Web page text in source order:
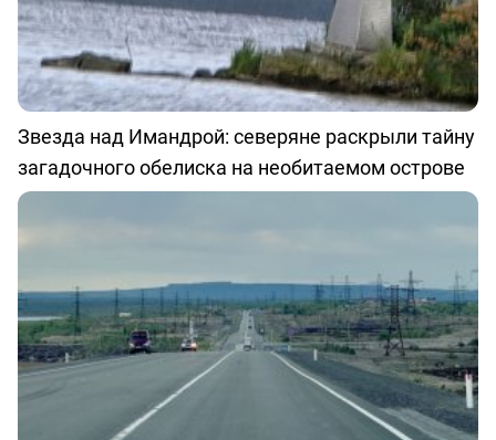
Звезда над Имандрой: северяне раскрыли тайну
загадочного обелиска на необитаемом острове